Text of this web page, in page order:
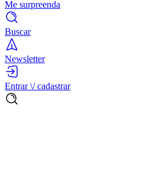
Me surpreenda
Buscar
Newsletter
Entrar \/ cadastrar